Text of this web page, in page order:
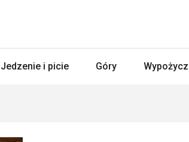
Jedzenie i picie Góry